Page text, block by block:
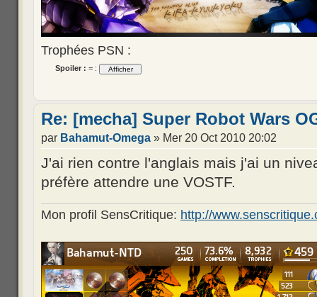
Trophées PSN :
Spoiler : = :
Re: [mecha] Super Robot Wars
par Bahamut-Omega » Mer 20 Oct 2010 20:02
J'ai rien contre l'anglais mais j'ai un
préfère attendre une VOSTF.
Mon profil SensCritique: http://